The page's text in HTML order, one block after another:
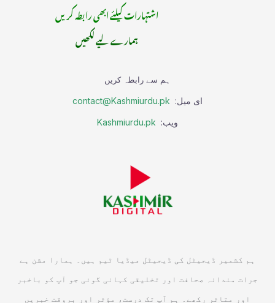
اشتہارات کیلئے ابھی رابطہ کریں
ہمارے لیے لکھیں
ہم سے رابطہ کریں
ای میل: contact@Kashmiurdu.pk
ویب: Kashmiurdu.pk
ہم کشمیر ڈیجیٹل کی ڈیجیٹل میڈیا ٹیم ہیں۔ ہمارا مشن ہے
جرات مندانہ صحافت اور تخلیقی کہانی گوئی جو آپ کو باخبر
اور متاثر رکھے۔ ہم آپ تک درست، مؤثر اور بروقت خبریں